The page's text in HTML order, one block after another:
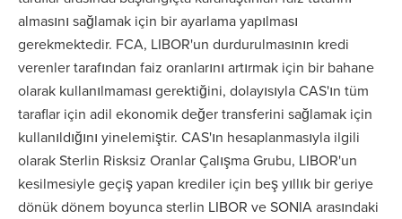
almasını sağlamak için bir ayarlama yapılması
gerekmektedir. FCA, LIBOR'un durdurulmasının kredi
verenler tarafından faiz oranlarını artırmak için bir bahane
olarak kullanılmaması gerektiğini, dolayısıyla CAS'ın tüm
taraflar için adil ekonomik değer transferini sağlamak için
kullanıldığını yinelemiştir. CAS'ın hesaplanmasıyla ilgili
olarak Sterlin Risksiz Oranlar Çalışma Grubu, LIBOR'un
kesilmesiyle geçiş yapan krediler için beş yıllık bir geriye
dönük dönem boyunca sterlin LIBOR ve SONIA arasındaki